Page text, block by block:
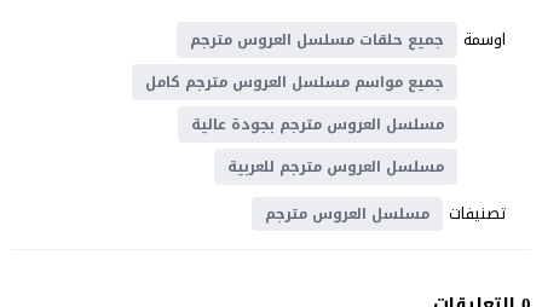
اوسمة
جميع حلقات مسلسل العروس مترجم
جميع مواسم مسلسل العروس مترجم كامل
مسلسل العروس مترجم بجودة عالية
مسلسل العروس مترجم للعربية
تصنيفات مسلسل العروس مترجم